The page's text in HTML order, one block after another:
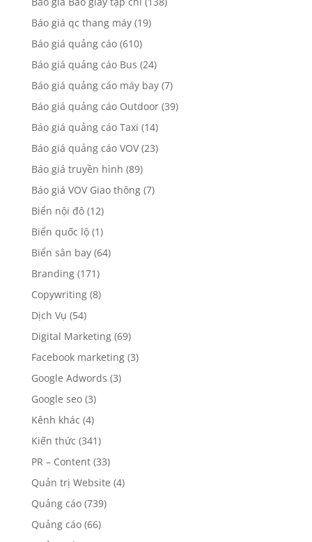
Báo giá qc thang máy(19)
Báo giá quảng cáo(610)
Báo giá quảng cáo Bus (24)
Báo giá quảng cáo máy bay(7)
Báo giá quảng cáo Outdoor(39)
Báo giá quảng cáo Taxi (14)
Báo giá quảng cáo VOV(23)
Báo giá truyền hình (89)
Báo giá VOV Giao thông(7)
Biển nội đô(12)
Biển quốc lộ(1)
Biển sân bay(64)
Branding(171)
Copywriting(8)
Dịch Vụ (54)
Digital Marketing(69)
Facebook marketing(3)
Google Adwords (3)
Google seo(3)
Kênh khác (4)
Kiến thức (341)
PR – Content(33)
Quản trị Website (4)
Quảng cáo(739)
Quảng cáo(66)